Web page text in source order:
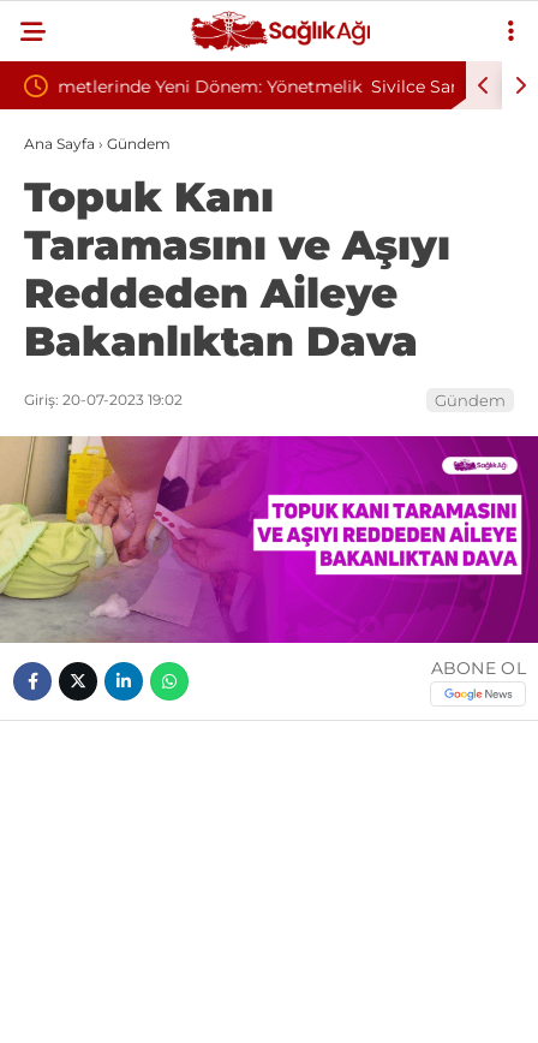
Sivilce Sandı, Cilt Kanseri Çıktı: Ameliyattan 60
Dikişle Uyandı
Ana Sayfa › Gündem
Topuk Kanı
Taramasını ve Aşıyı
Reddeden Aileye
Bakanlıktan Dava
Giriş: 20-07-2023 19:02 Gündem
ABONE OL